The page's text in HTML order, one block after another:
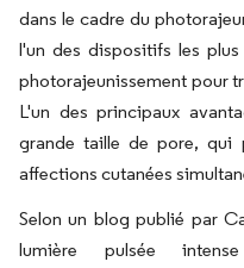
dans le cadre du
l'un des dispositifs les
photorajeunissement pour
L'un des principaux
grande taille de pore, qui
affections cutanées
Selon un blog publié par
lumière pulsée